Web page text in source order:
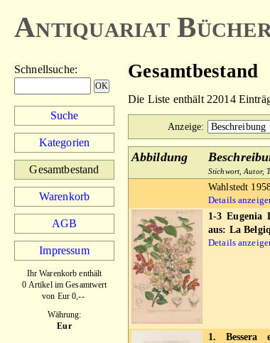
Antiquariat
Schnellsuche:
Suche
Kategorien
Gesamtbestand
Warenkorb
AGB
Impressum
Ihr Warenkorb enthält
0 Artikel im Gesamtwert
von Eur 0,--
Währung:
Eur
Gesamtbestand
Die Liste enthält 22014
Anzeige:
Abbildung
Stichwort, Autor,
Wahlstedt
Details
1-3 Eugenia
aus: La
Details
1. Bessera